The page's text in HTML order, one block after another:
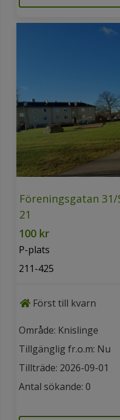
Föreningsgatan
21
100 kr
P-plats
211-425
Först till kvarn
Område: Knislinge
Tillgänglig fr.o.m: Nu
Tillträde: 2026-09-01
Antal sökande: 0